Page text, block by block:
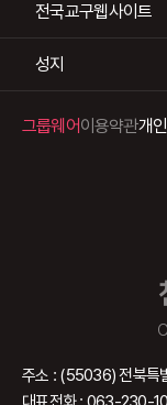
전국교구웹사이트
성지
그룹웨어이용약관개
주소 : (55036) 전북특